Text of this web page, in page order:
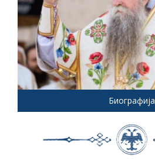
Биографија